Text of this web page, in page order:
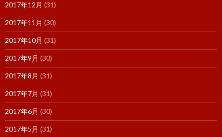
2017年12月 (31)
2017年11月 (30)
2017年10月 (31)
2017年9月 (30)
2017年8月 (31)
2017年7月 (31)
2017年6月 (30)
2017年5月 (31)